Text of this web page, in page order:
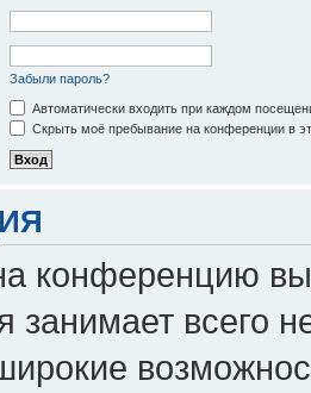
Забыли пароль?
Автоматически входить при каждом
Скрыть моё пребывание на конференции в
конференцию
занимает всего